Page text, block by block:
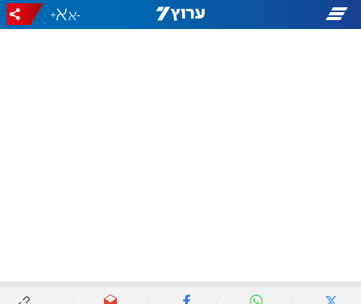
-
+